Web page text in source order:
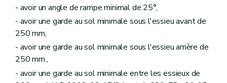
- avoir un angle de rampe minimal de 25°,
- avoir une garde au sol minimale sous l'essieu avant de
250 mm,
- avoir une garde au sol minimale sous l'essieu arrière de
250 mm.,
- avoir une garde au sol minimale entre les essieux de